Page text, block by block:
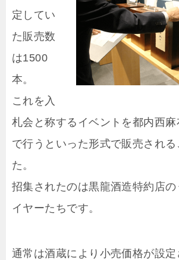
定してい
た販売数
は1500
本。
これを入
札会と称するイベントを都内西
で行うといった形式で販売される
た。
招集されたのは黒龍酒造特約店
イヤーたちです。
通常は酒蔵により小売価格が設